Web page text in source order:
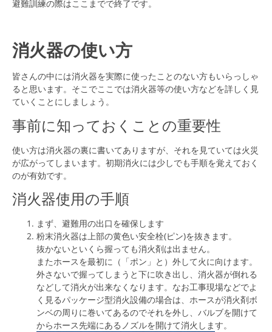
避難訓練の際はここまでで終了です。
消火器の使い方
皆さんの中には消火器を実際に使ったことのない方もいらっしゃ
ると思います。そこでここでは消火器等の使い方などを詳しく見
ていくことにしましょう。
事前に知っておくことの重要性
使い方は消火器の裏に書いてありますが、それを見ていては火災
が広がってしまいます。初期消火には少しでも手順を覚えておく
のが有効です。
消火器使用の手順
まず、避難用の出口を確保します
粉末消火器は上部の黄色い安全栓(ピン)を抜きます。
抜かないといくら握っても消火剤は出ません。
またホースを最初に（「ポン」と）外して火に向けます。
外さないで握ってしまうと下に吹き出し、消火器が倒れる
などして消火が出来なくなります。 なお工事現場などでよ
く見るパッケージ型消火設備の場合は、ホースが消火剤ボ
ンベの周りに巻いてあるのでそれを外し、バルブを開けて
からホース先端にあるノズルを開けて消火します。